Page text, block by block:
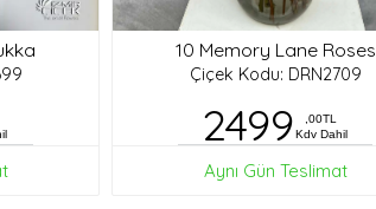
10 Memory Lane Roses
Çiçek Kodu: DRN2709
2499
,00TL
Kdv Dahil
Aynı Gün Teslimat